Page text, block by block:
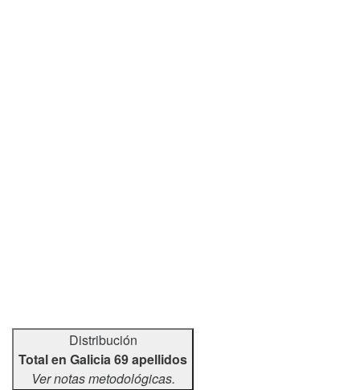
Distribución
Total en Galicia 69 apellidos
Ver notas metodológicas.